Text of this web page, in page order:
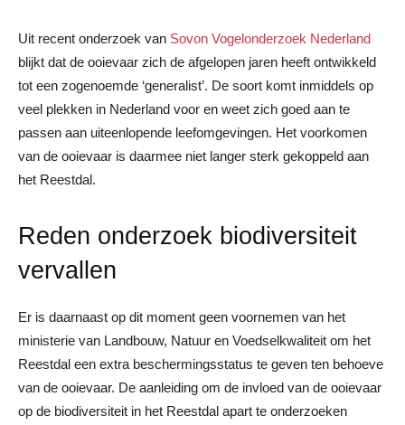
Uit recent onderzoek van Sovon Vogelonderzoek Nederland
blijkt dat de ooievaar zich de afgelopen jaren heeft ontwikkeld
tot een zogenoemde ‘generalist’. De soort komt inmiddels op
veel plekken in Nederland voor en weet zich goed aan te
passen aan uiteenlopende leefomgevingen. Het voorkomen
van de ooievaar is daarmee niet langer sterk gekoppeld aan
het Reestdal.
Reden onderzoek biodiversiteit
vervallen
Er is daarnaast op dit moment geen voornemen van het
ministerie van Landbouw, Natuur en Voedselkwaliteit om het
Reestdal een extra beschermingsstatus te geven ten behoeve
van de ooievaar. De aanleiding om de invloed van de ooievaar
op de biodiversiteit in het Reestdal apart te onderzoeken